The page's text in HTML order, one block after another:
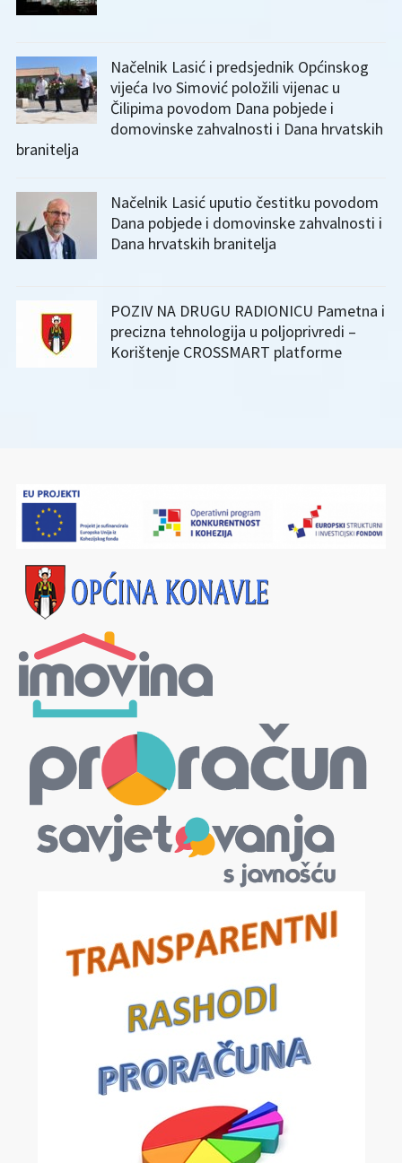
Načelnik Lasić i predsjednik Općinskog
vijeća Ivo Simović položili vijenac u
Čilipima povodom Dana pobjede i
domovinske zahvalnosti i Dana hrvatskih
branitelja
Načelnik Lasić uputio čestitku povodom
Dana pobjede i domovinske zahvalnosti i
Dana hrvatskih branitelja
POZIV NA DRUGU RADIONICU Pametna i
precizna tehnologija u poljoprivredi –
Korištenje CROSSMART platforme